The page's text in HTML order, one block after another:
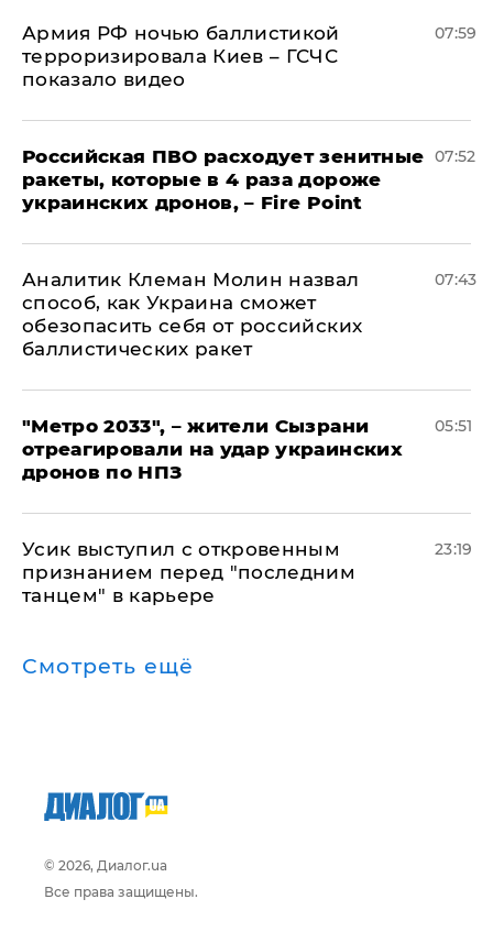
Армия РФ ночью баллистикой
терроризировала Киев – ГСЧС
показало видео
07:59
Российская ПВО расходует зенитные
ракеты, которые в 4 раза дороже
украинских дронов, – Fire Point
07:52
Аналитик Клеман Молин назвал
способ, как Украина сможет
обезопасить себя от российских
баллистических ракет
07:43
"Метро 2033", – жители Сызрани
отреагировали на удар украинских
дронов по НПЗ
05:51
Усик выступил с откровенным
признанием перед "последним
танцем" в карьере
23:19
Смотреть ещё
© 2026, Диалог.ua
Все права защищены.